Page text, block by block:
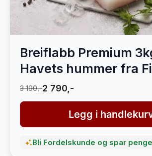
Breiflabb Premium
Havets hummer fra
3 190,-2 790,-
Legg i
Bli Fordelskunde og spar